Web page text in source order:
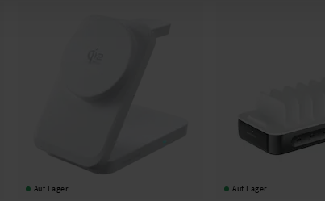
Auf Lager Auf Lager